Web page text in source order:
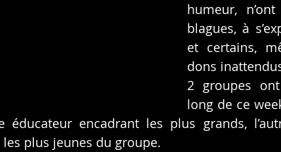
humeur,
blagues, à
et certains,
dons
2 groupes
long de ce
éducateur encadrant les plus grands,
plus jeunes du groupe.